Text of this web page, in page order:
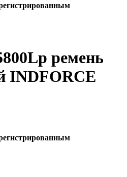
ремень
INDFORCE